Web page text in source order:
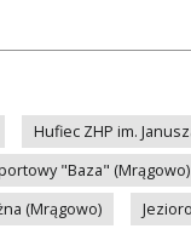
Hufiec ZHP im.
"Baza" (Mrągowo)
(Mrągowo)